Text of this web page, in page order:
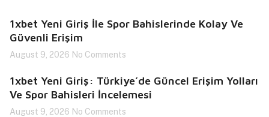
1xbet Yeni Giriş İle Spor Bahislerinde Kolay Ve
Güvenli Erişim
August 9, 2026 No Comments
1xbet Yeni Giriş: Türkiye’de Güncel Erişim Yolları
Ve Spor Bahisleri İncelemesi
August 9, 2026 No Comments